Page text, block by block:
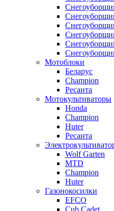
Мотоблоки
Беларус
Champion
Ресанта
Мотокультиваторы
Honda
Champion
Huter
Ресанта
Wolf Garten
MTD
Champion
Huter
Газонокосилки
EFCO
Cub Cadet